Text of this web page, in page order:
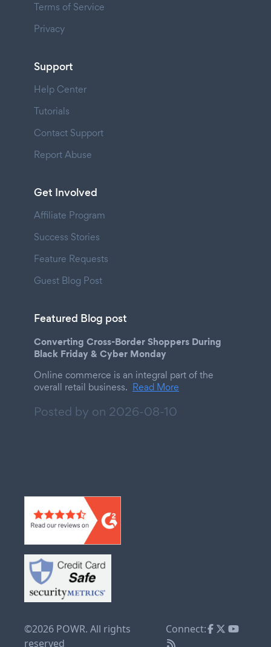
Terms of Service
Privacy
Support
Help Center
Tutorials
Contact Support
Report Abuse
Get Involved
Affiliate Program
Success Stories
Feature Requests
Guest Blog Post
Featured Blog post
Converting Cross-Border Shoppers During
Black Friday & Cyber Monday
Online commerce is an integral part of the
overall retail business. Read More
Posted by on 2026-08-10
©2026 POWR. All rights
reserved
Connect: